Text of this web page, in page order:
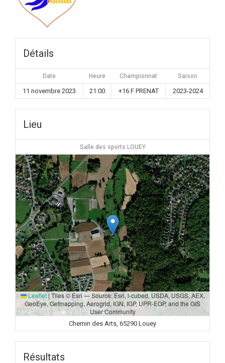
Détails
Date Heure Championnat Saison
11 novembre 2023 21:00 +16 F PRENAT 2023-2024
Lieu
Salle des sports LOUEY
Leaflet| Tiles © Esri — Source: Esri, i-cubed, USDA, USGS, AEX,
GeoEye, Getmapping, Aerogrid, IGN, IGP, UPR-EGP, and the GIS
User Community
Chemin des Arts, 65290 Louey
Résultats